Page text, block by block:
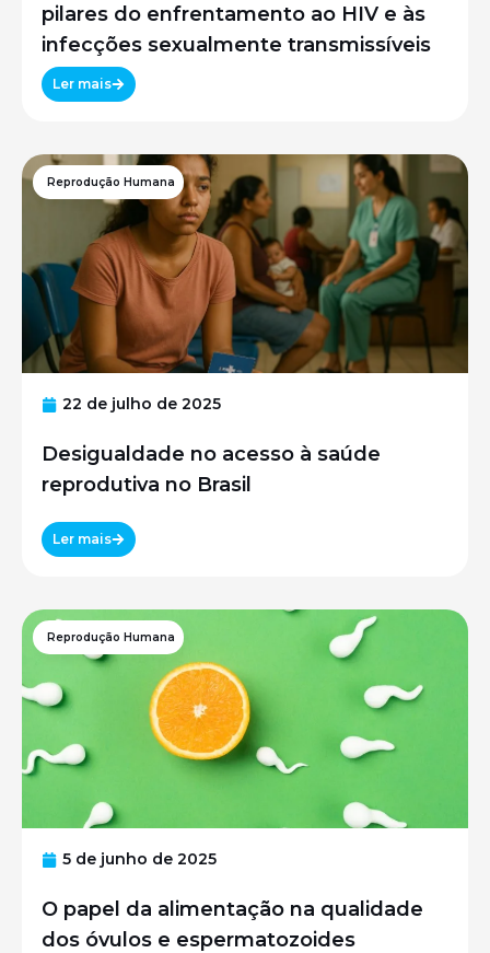
pilares do enfrentamento ao HIV e às
infecções sexualmente transmissíveis
Ler mais
Reprodução Humana
22 de julho de 2025
Desigualdade no acesso à saúde
reprodutiva no Brasil
Ler mais
Reprodução Humana
5 de junho de 2025
O papel da alimentação na qualidade
dos óvulos e espermatozoides